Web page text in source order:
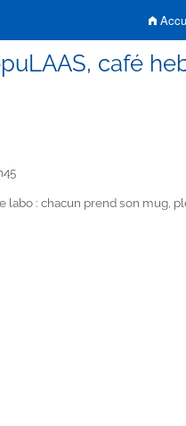
café
labo : chacun prend son mug,